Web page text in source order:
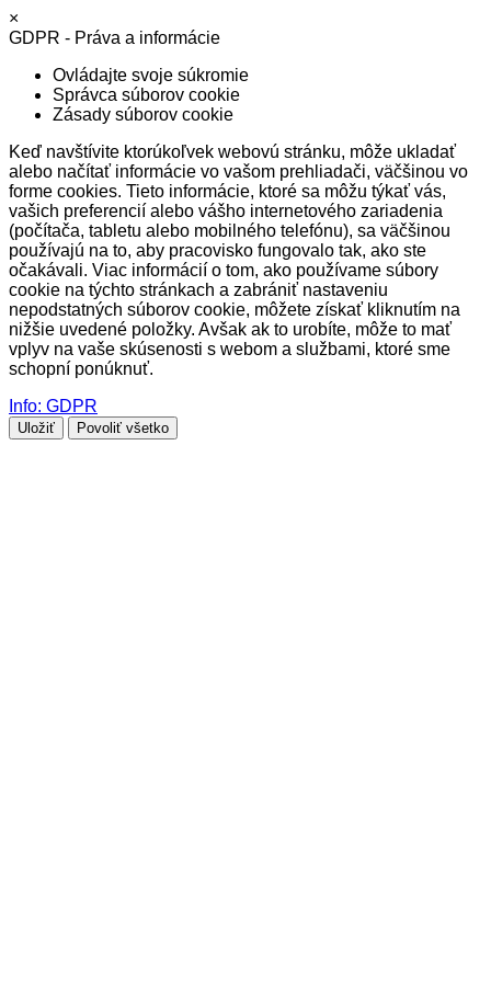
×
GDPR - Práva a informácie
Ovládajte svoje súkromie
Správca súborov cookie
Zásady súborov cookie
Keď navštívite ktorúkoľvek webovú stránku, môže ukladať
alebo načítať informácie vo vašom prehliadači, väčšinou vo
forme cookies. Tieto informácie, ktoré sa môžu týkať vás,
vašich preferencií alebo vášho internetového zariadenia
(počítača, tabletu alebo mobilného telefónu), sa väčšinou
používajú na to, aby pracovisko fungovalo tak, ako ste
očakávali. Viac informácií o tom, ako používame súbory
cookie na týchto stránkach a zabrániť nastaveniu
nepodstatných súborov cookie, môžete získať kliknutím na
nižšie uvedené položky. Avšak ak to urobíte, môže to mať
vplyv na vaše skúsenosti s webom a službami, ktoré sme
schopní ponúknuť.
Info: GDPR
Uložiť Povoliť všetko